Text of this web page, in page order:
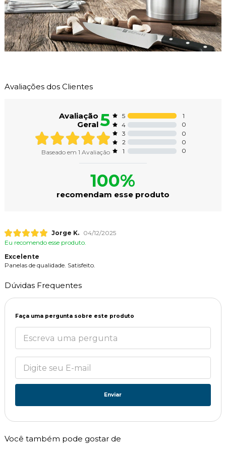
Avaliações dos Clientes
Avaliação
Geral5
Baseado em 1 Avaliação
5
1
4
0
3
0
2
0
1
0
100%
recomendam esse produto
Jorge K.
04/12/2025
Eu recomendo esse produto.
Excelente
Panelas de qualidade. Satisfeito.
Dúvidas Frequentes
Faça uma pergunta sobre este produto
Enviar
Você também pode gostar de